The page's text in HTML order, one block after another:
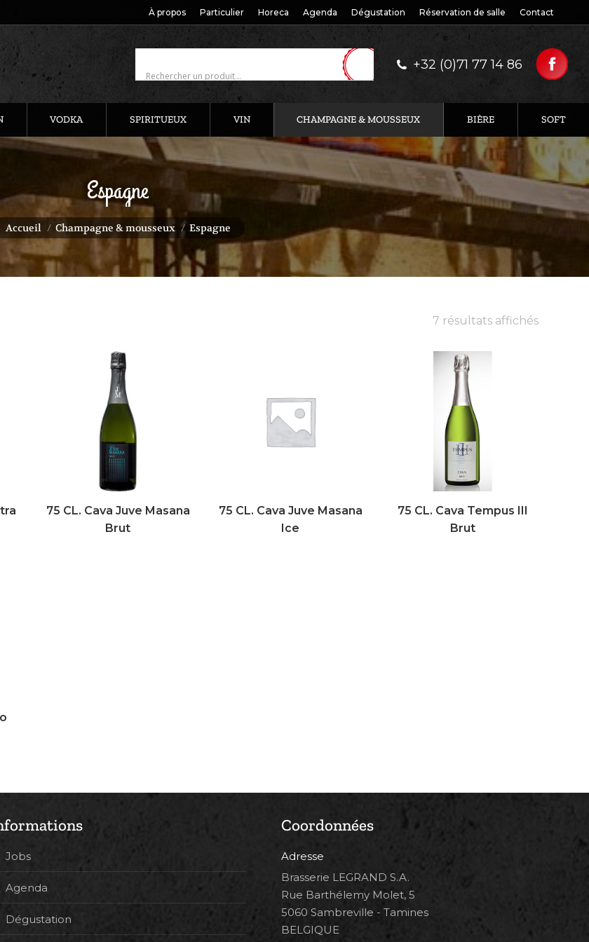
À propos Particulier Horeca Agenda Dégustation Réservation de salle Contact
+32 (0)71 77 14 86
VODKA SPIRITUEUX VIN CHAMPAGNE & MOUSSEUX BIÈRE SOFT
Espagne
êtes ici :
Accueil Champagne & mousseux Espagne
7 résultats affichés
75 CL. Cava Juve Masana
Brut
75 CL. Cava Juve Masana
Ice
75 CL. Cava Tempus III
Brut
Jobs
Agenda
Dégustation
Coordonnées
Adresse
Brasserie LEGRAND S.A.
Rue Barthélemy Molet, 5
5060 Sambreville - Tamines
BELGIQUE